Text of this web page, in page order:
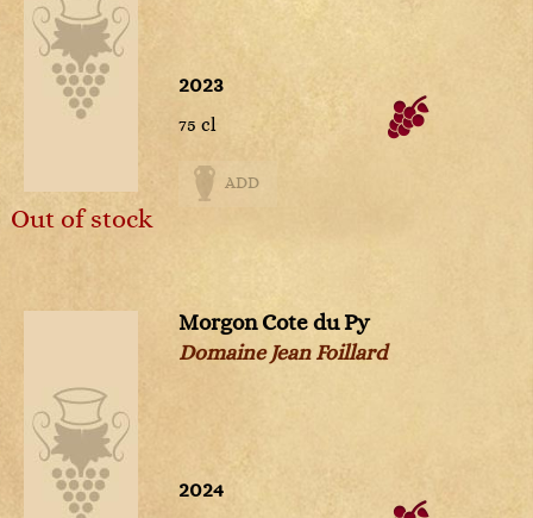
Out of stock
2023
75 cl
ADD
Morgon Cote du Py
Domaine Jean Foillard
2024